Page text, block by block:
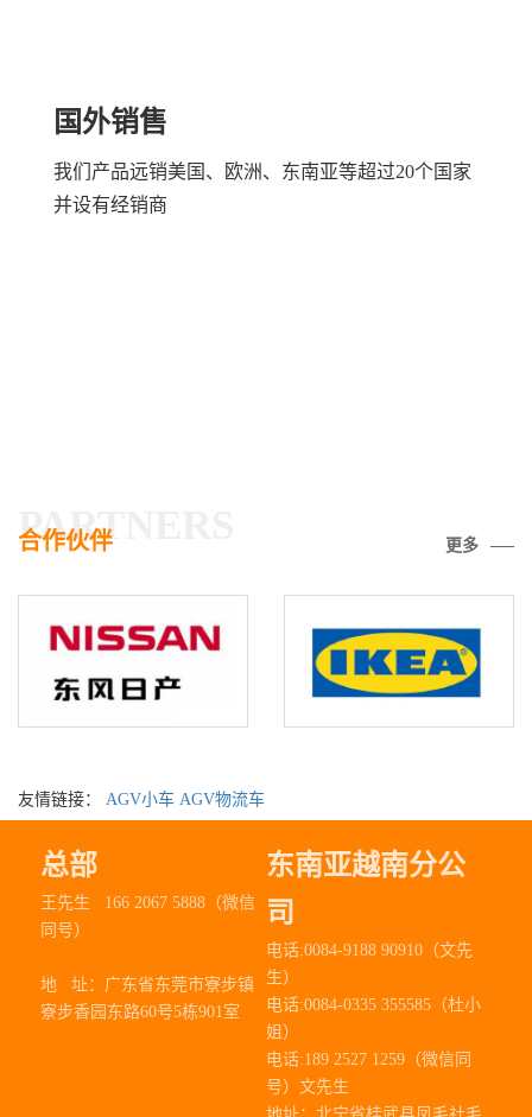
国外销售
我们产品远销美国、欧洲、东南亚等超过20个国家
并设有经销商
合作伙伴
PARTNERS 更多
友情链接： AGV小车 AGV物流车
总部
王先生 166 2067 5888（微信
同号）
地 址： 广东省东莞市寮步镇
寮步香园东路60号5栋901室
东南亚越南分公
司
电话:0084-9188 90910（文先
生）
电话:0084-0335 355585（杜小
姐）
电话:189 2527 1259（微信同
号）文先生